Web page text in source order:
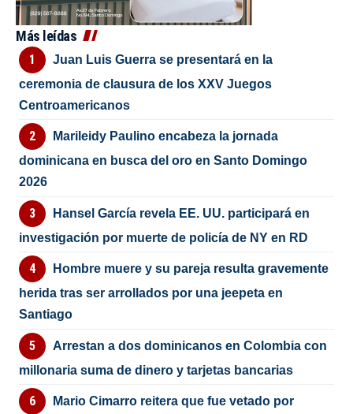
Más leídas
Juan Luis Guerra se presentará en la
ceremonia de clausura de los XXV Juegos
Centroamericanos
Marileidy Paulino encabeza la jornada
dominicana en busca del oro en Santo Domingo
2026
Hansel García revela EE. UU. participará en
investigación por muerte de policía de NY en RD
Hombre muere y su pareja resulta gravemente
herida tras ser arrollados por una jeepeta en
Santiago
Arrestan a dos dominicanos en Colombia con
millonaria suma de dinero y tarjetas bancarias
Mario Cimarro reitera que fue vetado por